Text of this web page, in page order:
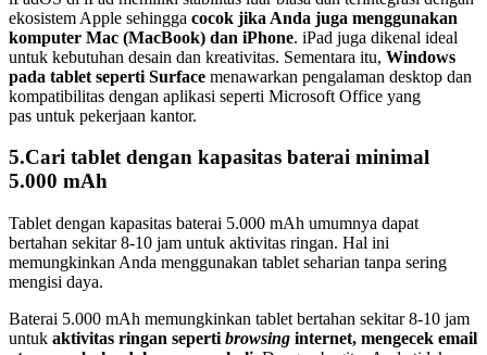
ekosistem Apple sehingga cocok jika Anda juga menggunakan
komputer Mac (MacBook) dan iPhone. iPad juga dikenal ideal
untuk kebutuhan desain dan kreativitas. Sementara itu, Windows
pada tablet seperti Surface menawarkan pengalaman desktop dan
kompatibilitas dengan aplikasi seperti Microsoft Office yang
pas untuk pekerjaan kantor.
5.Cari tablet dengan kapasitas baterai minimal
5.000 mAh
Tablet dengan kapasitas baterai 5.000 mAh umumnya dapat
bertahan sekitar 8-10 jam untuk aktivitas ringan. Hal ini
memungkinkan Anda menggunakan tablet seharian tanpa sering
mengisi daya.
Baterai 5.000 mAh memungkinkan tablet bertahan sekitar 8-10 jam
untuk aktivitas ringan seperti browsing internet, mengecek email